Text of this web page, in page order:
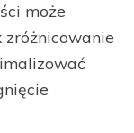
może
zróżnicowanie